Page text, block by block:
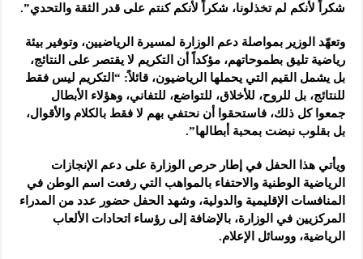
شكراً لأنكم لم تخذلونا، شكراً لأنكم كنتم على قدر الثقة والتحدي”.
وتعهّد الوزير بمواصلة دعم الوزارة لمسيرة الرياضيين، وتوفير بيئة
رياضية تليق بطموحاتهم، مؤكداً أن التكريم لا يقتصر على النتائج،
بل يشمل القيم التي يحملها الرياضيون، قائلاً: “التكريم ليس فقط
للنتائج، بل للروح، للأخلاق، للتواضع، للتفاني، وهؤلاء الأبطال
جمعوا كل ذلك، فاستحقوا أن نحتفي بهم لا فقط بالكلام والأقوال،
بل بقلوب نبضت بمحبة أبطالها”.
ويأتي هذا الحفل في إطار حرص الوزارة على دعم الإنجازات
الرياضية الوطنية والاحتفاء بالمواهب التي رفعت اسم الوطن في
المنافسات الإقليمية والدولية، وشهد الحفل حضور عدد من المدراء
المركزيين في الوزارة، بالإضافة إلى رؤساء اتحادات الألعاب
الرياضية، ووسائل الإعلام.